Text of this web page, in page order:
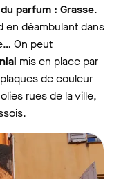
parfum : Grasse.
en déambulant dans
On peut
mis en place par
de couleur
rues de la ville,